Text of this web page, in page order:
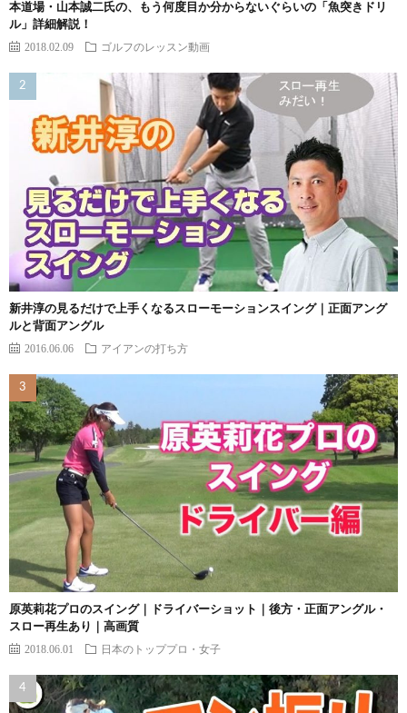
本道場・山本誠二氏の、もう何度目か分からないぐらいの「魚突きドリ
ル」詳細解説！
2018.02.09 ゴルフのレッスン動画
新井淳の見るだけで上手くなるスローモーションスイング｜正面アング
ルと背面アングル
2016.06.06 アイアンの打ち方
原英莉花プロのスイング｜ドライバーショット｜後方・正面アングル・
スロー再生あり｜高画質
2018.06.01 日本のトッププロ・女子